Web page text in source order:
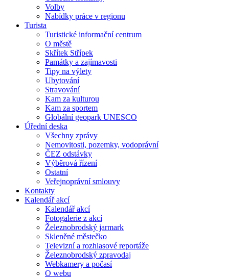
Volby
Nabídky práce v regionu
Turista
Turistické informační centrum
O městě
Skřítek Střípek
Památky a zajímavosti
Tipy na výlety
Ubytování
Stravování
Kam za kulturou
Kam za sportem
Globální geopark UNESCO
Úřední deska
Všechny zprávy
Nemovitosti, pozemky, vodoprávní
ČEZ odstávky
Výběrová řízení
Ostatní
Veřejnoprávní smlouvy
Kontakty
Kalendář akcí
Kalendář akcí
Fotogalerie z akcí
Železnobrodský jarmark
Skleněné městečko
Televizní a rozhlasové reportáže
Železnobrodský zpravodaj
Webkamery a počasí
O webu